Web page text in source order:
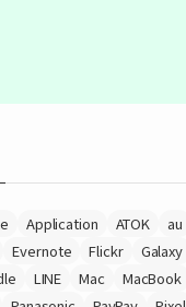
Application ATOK au
Evernote Flickr Galaxy
LINE Mac MacBook